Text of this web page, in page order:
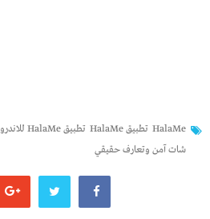
HalaMe تطبيق HalaMe تطبيق HalaMe للاندرويد
شات آمن وتعارف حقيقي